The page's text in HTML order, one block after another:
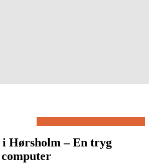
Hørsholm – En tryg